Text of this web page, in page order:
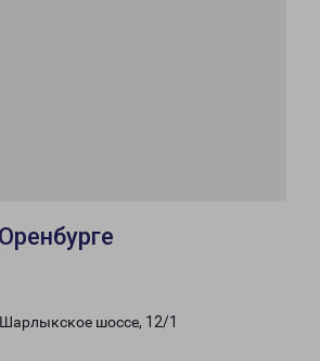
шоссе, 12/1